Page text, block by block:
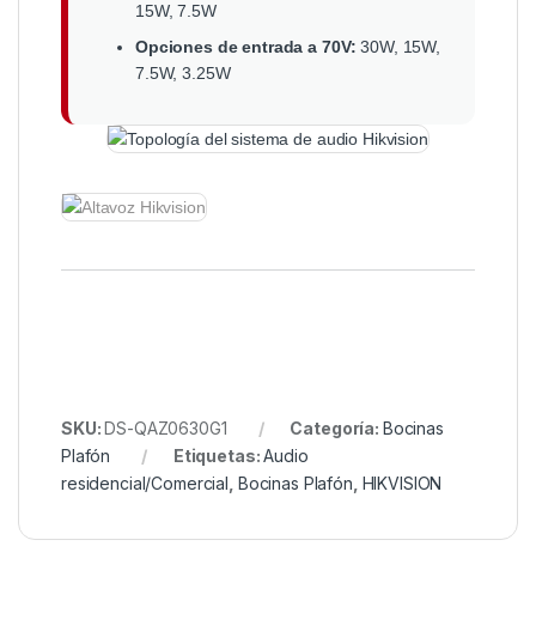
15W, 7.5W
Opciones de entrada a 70V: 30W, 15W,
7.5W, 3.25W
SKU:DS-QAZ0630G1 Categoría: Bocinas
Plafón
Etiquetas:Audio
residencial/Comercial Bocinas Plafón HIKVISION